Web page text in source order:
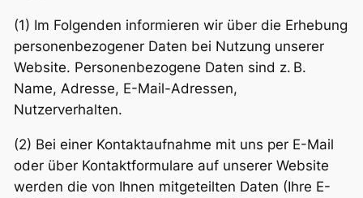
(1) Im Folgenden informieren wir über die Erhebung
personenbezogener Daten bei Nutzung unserer
Website. Personenbezogene Daten sind z. B.
Name, Adresse, E-Mail-Adressen,
Nutzerverhalten.
(2) Bei einer Kontaktaufnahme mit uns per E-Mail
oder über Kontaktformulare auf unserer Website
werden die von Ihnen mitgeteilten Daten (Ihre E-